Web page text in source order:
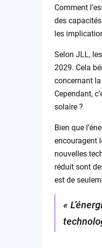
Comment
des
les
Selon JLL,
2029. Cela
concernant
Cependant,
solaire ?
Bien que
encouragent
nouvelles
réduit sont
est de
«